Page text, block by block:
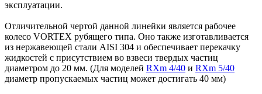
эксплуатации.
Отличительной чертой данной линейки является рабочее
колесо VORTEX рубящего типа. Оно также изготавливается
из нержавеющей стали AISI 304 и обеспечивает перекачку
жидкостей с присутствием во взвеси твердых частиц
диаметром до 20 мм. (Для моделей RXm 4/40 и RXm 5/40
диаметр пропускаемых частиц может достигать 40 мм)